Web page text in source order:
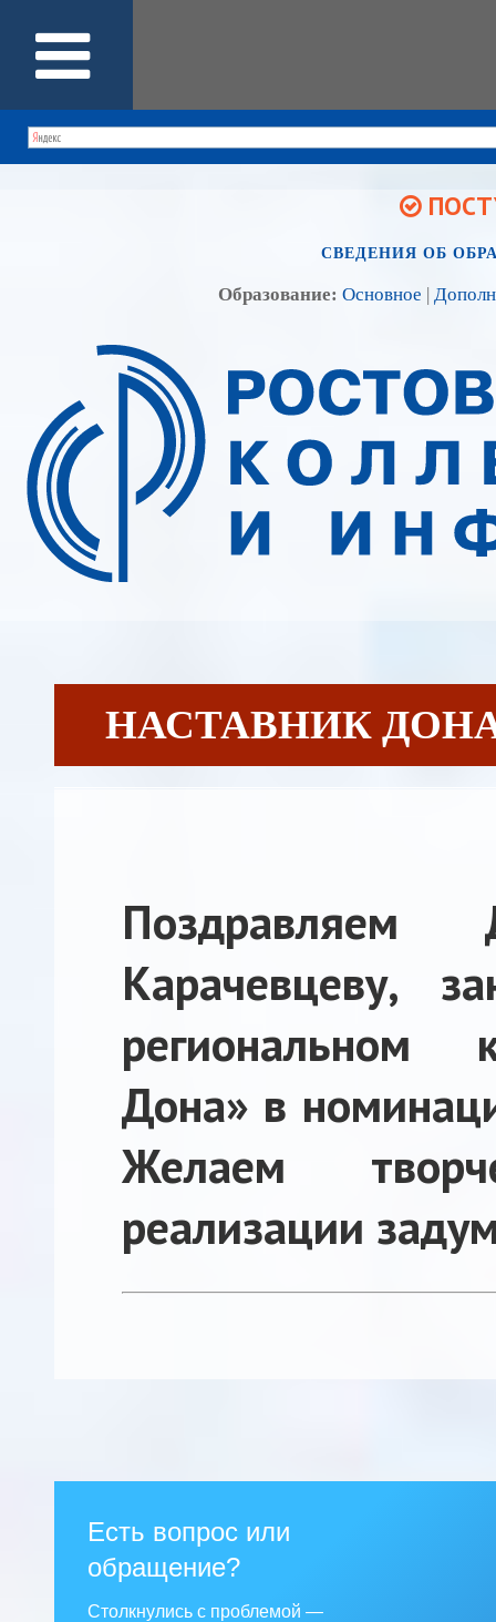
СВЕДЕНИЯ ОБ
Образование: Основное |
НАСТАВНИК ДОНА
Поздравляем
Карачевцеву,
региональном
Дона» в
Желаем
реализации
Есть вопрос или
обращение?
Столкнулись с проблемой —